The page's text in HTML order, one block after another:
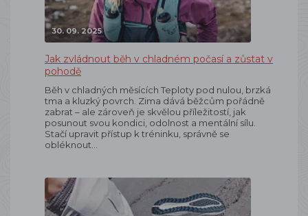
30. 09. 2025
Jak zvládnout běh v chladném počasí a zůstat v
pohodě
Běh v chladných měsících Teploty pod nulou, brzká
tma a kluzký povrch. Zima dává běžcům pořádně
zabrat – ale zároveň je skvělou příležitostí, jak
posunout svou kondici, odolnost a mentální sílu.
Stačí upravit přístup k tréninku, správně se
obléknout…